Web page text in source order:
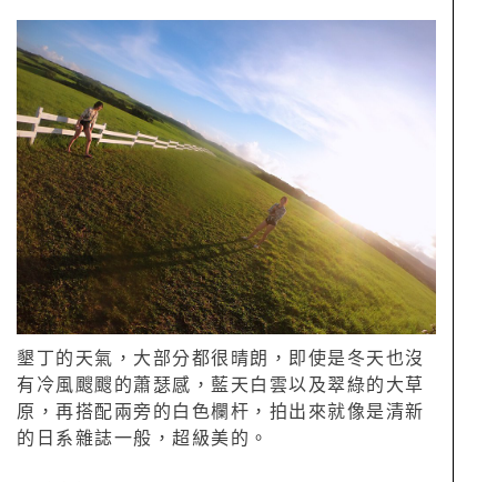
墾丁的天氣，大部分都很晴朗，即使是冬天也沒
有冷風颼颼的蕭瑟感，藍天白雲以及翠綠的大草
原，再搭配兩旁的白色欄杆，拍出來就像是清新
的日系雜誌一般，超級美的。